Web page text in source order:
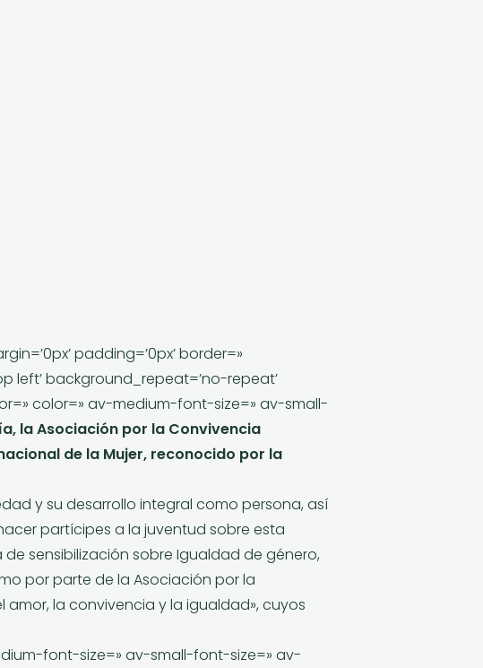
padding=’0px’ border=»
left’ background_repeat=’no-repeat’
color=» av-medium-font-size=» av-small-
la Asociación por la Convivencia
de la Mujer, reconocido por la
y su desarrollo integral como persona, así
partícipes a la juventud sobre esta
sensibilización sobre Igualdad de género,
por parte de la Asociación por la
amor, la convivencia y la igualdad», cuyos
font-size=» av-small-font-size=» av-